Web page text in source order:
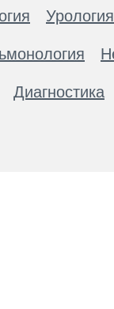
Урология
Диагностика